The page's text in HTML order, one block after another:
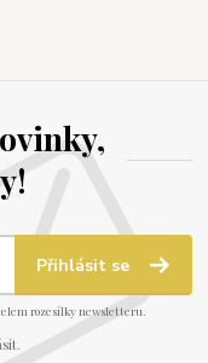
Přihlásit se
rozesílky newsletteru.